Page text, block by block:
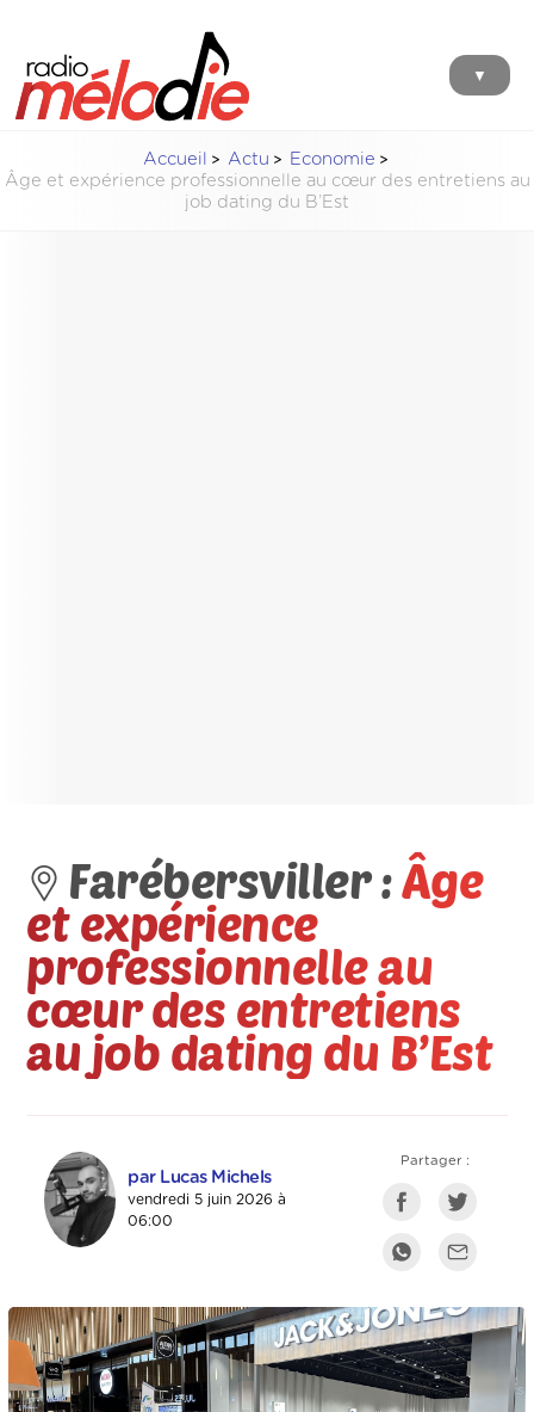
▼
Accueil Actu
Economie
Âge et expérience professionnelle au cœur des entretiens au
job dating du B’Est
Farébersviller :Âge
et expérience
professionnelle au
cœur des entretiens
au job dating du B’Est
par Lucas Michels
vendredi 5 juin 2026 à
06:00
Partager :